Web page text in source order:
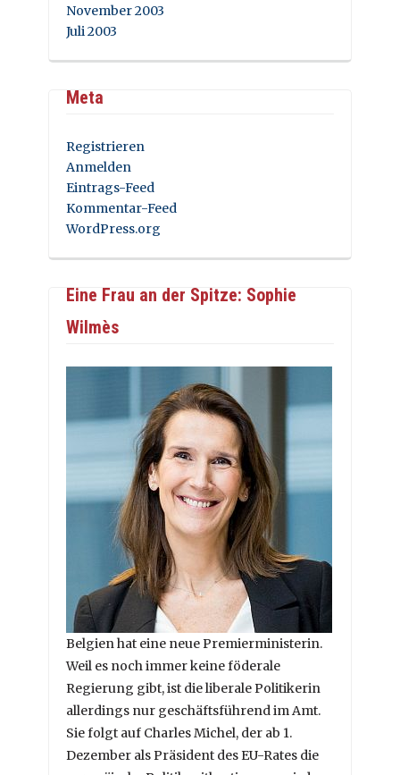
November 2003
Juli 2003
Meta
Registrieren
Anmelden
Eintrags-Feed
Kommentar-Feed
WordPress.org
Eine Frau an der Spitze: Sophie
Wilmès
Belgien hat eine neue Premierministerin.
Weil es noch immer keine föderale
Regierung gibt, ist die liberale Politikerin
allerdings nur geschäftsführend im Amt.
Sie folgt auf Charles Michel, der ab 1.
Dezember als Präsident des EU-Rates die